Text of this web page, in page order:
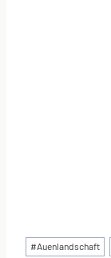
Schlagworte:
#Auenlandschaft